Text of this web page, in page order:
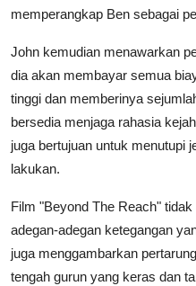
memperangkap Ben sebagai
John kemudian menawarkan
dia akan membayar semua
tinggi dan memberinya
bersedia menjaga rahasia
juga bertujuan untuk menutupi
lakukan.
Film "Beyond The Reach"
adegan-adegan ketegangan
juga menggambarkan
tengah gurun yang keras dan